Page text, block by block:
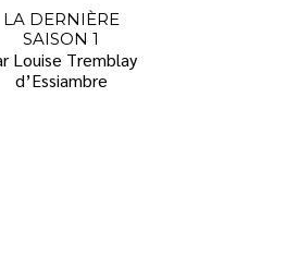
LA DERNIÈRE
SAISON 1
Louise Tremblay
d’Essiambre